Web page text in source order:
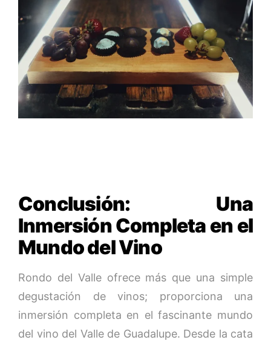
Conclusión: Una
Inmersión Completa en el
Mundo del Vino
Rondo del Valle ofrece más que una simple
degustación de vinos; proporciona una
inmersión completa en el fascinante mundo
del vino del Valle de Guadalupe. Desde la cata